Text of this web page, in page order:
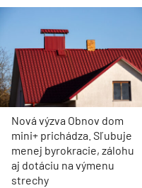
Nová výzva Obnov dom
mini+ prichádza. Sľubuje
menej byrokracie, zálohu
aj dotáciu na výmenu
strechy